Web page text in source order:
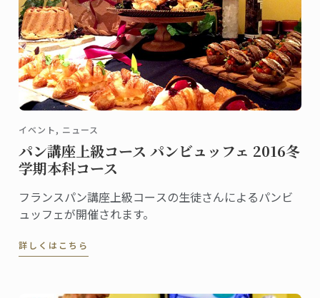
イベント, ニュース
パン講座上級コース パンビュッフェ 2016冬
学期本科コース
フランスパン講座上級コースの生徒さんによるパンビ
ュッフェが開催されます。
詳しくはこちら